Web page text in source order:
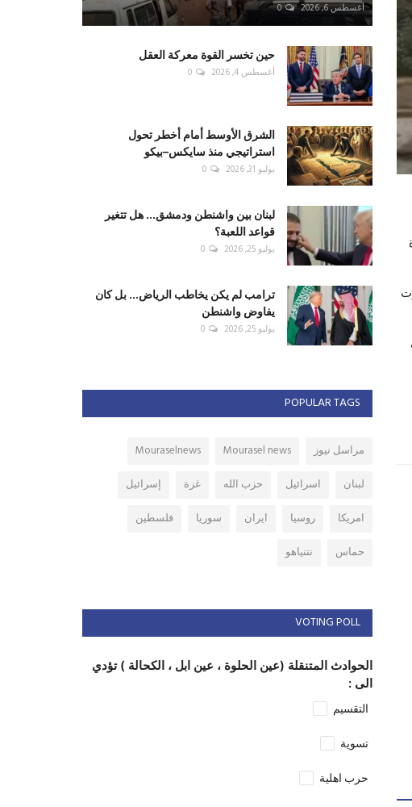
أغسطس 6, 2026 0
حين تخسر القوة معركة العقل
أغسطس 4, 2026 0
الشرق الأوسط أمام أخطر تحول
استراتيجي منذ سايكس–بيكو
يوليو 31, 2026 0
لبنان بين واشنطن ودمشق... هل تتغير
قواعد اللعبة؟
يوليو 25, 2026 0
ترامب لم يكن يخاطب الرياض... بل كان
يفاوض واشنطن
يوليو 25, 2026 0
POPULAR TAGS
مراسل نيوز Mourasel news
Mouraselnews
لبنان
اسرائيل حزب الله غزة
إسرائيل
امريكا
روسيا ايران سوريا
فلسطين
حماس
نتنياهو
VOTING POLL
الحوادث المتنقلة (عين الحلوة ، عين ابل ، الكحالة ) تؤدي
الى :
التقسيم
تسوية
حرب اهلية